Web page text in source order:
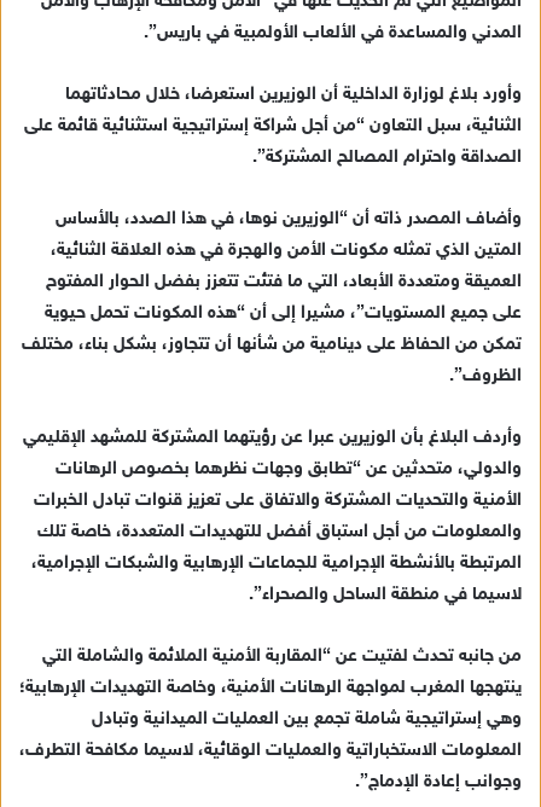
ك
ر
و
المدني والمساعدة في الألعاب الأولمبية في باريس”.
وأورد بلاغ لوزارة الداخلية أن الوزيرين استعرضا، خلال محادثاتهما
الثنائية، سبل التعاون “من أجل شراكة إستراتيجية استثنائية قائمة على
الصداقة واحترام المصالح المشتركة”.
وأضاف المصدر ذاته أن “الوزيرين نوها، في هذا الصدد، بالأساس
المتين الذي تمثله مكونات الأمن والهجرة في هذه العلاقة الثنائية،
العميقة ومتعددة الأبعاد، التي ما فتئت تتعزز بفضل الحوار المفتوح
على جميع المستويات”، مشيرا إلى أن “هذه المكونات تحمل حيوية
تمكن من الحفاظ على دينامية من شأنها أن تتجاوز، بشكل بناء، مختلف
الظروف”.
وأردف البلاغ بأن الوزيرين عبرا عن رؤيتهما المشتركة للمشهد الإقليمي
والدولي، متحدثين عن “تطابق وجهات نظرهما بخصوص الرهانات
الأمنية والتحديات المشتركة والاتفاق على تعزيز قنوات تبادل الخبرات
والمعلومات من أجل استباق أفضل للتهديدات المتعددة، خاصة تلك
المرتبطة بالأنشطة الإجرامية للجماعات الإرهابية والشبكات الإجرامية،
لاسيما في منطقة الساحل والصحراء”.
من جانبه تحدث لفتيت عن “المقاربة الأمنية الملائمة والشاملة التي
ينتهجها المغرب لمواجهة الرهانات الأمنية، وخاصة التهديدات الإرهابية؛
وهي إستراتيجية شاملة تجمع بين العمليات الميدانية وتبادل
المعلومات الاستخباراتية والعمليات الوقائية، لاسيما مكافحة التطرف،
وجوانب إعادة الإدماج”.